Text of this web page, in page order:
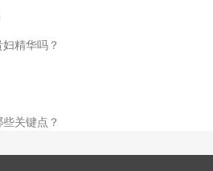
精华吗？
关键点？